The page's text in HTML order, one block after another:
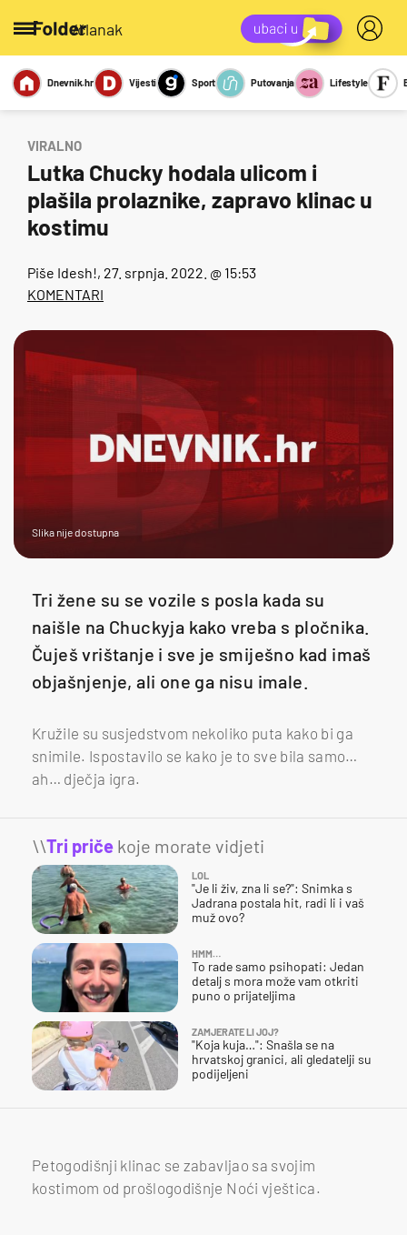
/članak
Miks Kviz
Report
Sexy
Dnevnik.hr Vijesti Sport Putovanja Lifestyle
VIRALNO
Lutka Chucky hodala ulicom i
plašila prolaznike, zapravo klinac u
kostimu
Piše Idesh!, 27. srpnja. 2022. @ 15:53
KOMENTARI
Slika nije dostupna
Tri žene su se vozile s posla kada su
naišle na Chuckyja kako vreba s pločnika.
Čuješ vrištanje i sve je smiješno kad imaš
objašnjenje, ali one ga nisu imale.
Kružile su susjedstvom nekoliko puta kako bi ga
snimile. Ispostavilo se kako je to sve bila samo…
ah… dječja igra.
\\Tri priče koje morate vidjeti
LOL
"Je li živ, zna li se?": Snimka s
Jadrana postala hit, radi li i vaš
muž ovo?
HMM…
To rade samo psihopati: Jedan
detalj s mora može vam otkriti
puno o prijateljima
ZAMJERATE LI JOJ?
"Koja kuja…": Snašla se na
hrvatskoj granici, ali gledatelji su
podijeljeni
Petogodišnji klinac se zabavljao sa svojim
kostimom od prošlogodišnje Noći vještica.